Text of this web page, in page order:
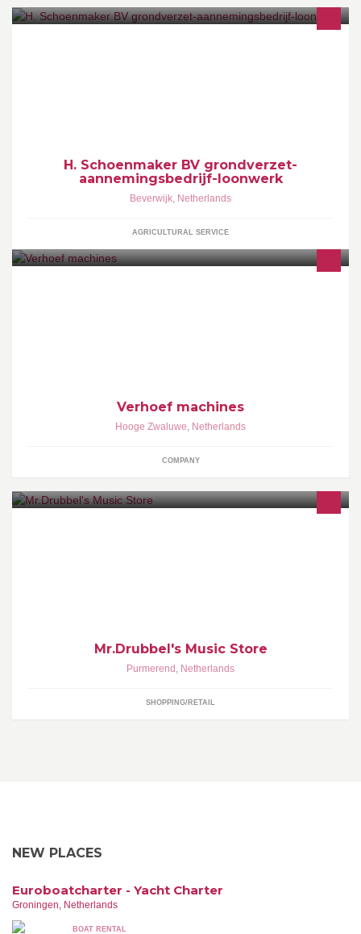
H. Schoenmaker BV grondverzet-
aannemingsbedrijf-loonwerk
Beverwijk, Netherlands
AGRICULTURAL SERVICE
Verhoef machines
Hooge Zwaluwe, Netherlands
COMPANY
Mr.Drubbel's Music Store
Purmerend , Netherlands
SHOPPING/RETAIL
NEW PLACES
Euroboatcharter - Yacht Charter
Groningen, Netherlands
BOAT RENTAL